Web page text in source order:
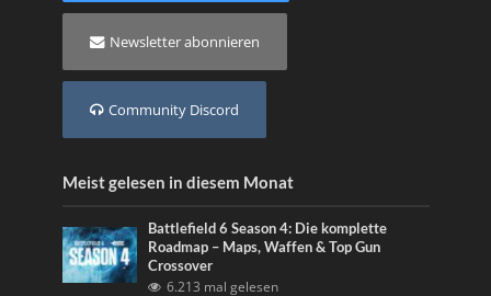
Newsletter abonnieren
Community Discord
Meist gelesen in diesem Monat
Battlefield 6 Season 4: Die komplette
Roadmap – Maps, Waffen & Top Gun
Crossover
6.213 mal gelesen